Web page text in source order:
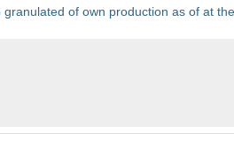
of own production as of at